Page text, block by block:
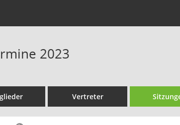
2023
Vertreter